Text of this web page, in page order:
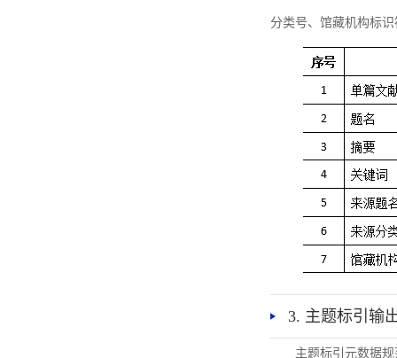
分类号、馆藏机构标
3. 主题标引输
主题标引元数据